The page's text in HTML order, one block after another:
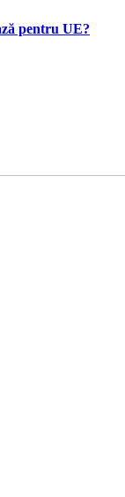
pentru UE?